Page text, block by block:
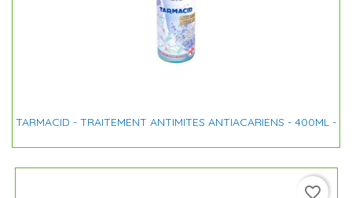
TARMACID - TRAITEMENT ANTIMITES ANTIACARIENS - 400ML -
favorite_border